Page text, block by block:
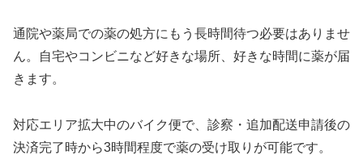
通院や薬局での薬の処方にもう長時間待つ必要はありませ
ん。自宅やコンビニなど好きな場所、好きな時間に薬が届
きます。
対応エリア拡大中のバイク便で、診察・追加配送申請後の
決済完了時から3時間程度で薬の受け取りが可能です。